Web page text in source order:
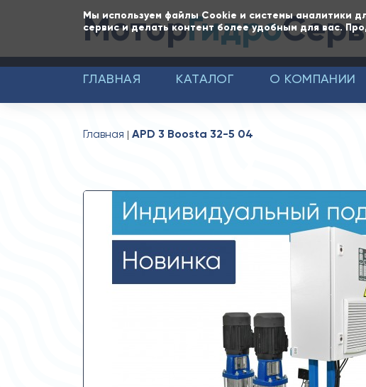
Мы используем файлы Cookie и системы аналитики
сервис и делать контент более удобным для вас.
МоторГидро
ГЛАВНАЯ КАТАЛОГ О КОМПАНИИ
Главная APD 3 Boosta 32-5 04